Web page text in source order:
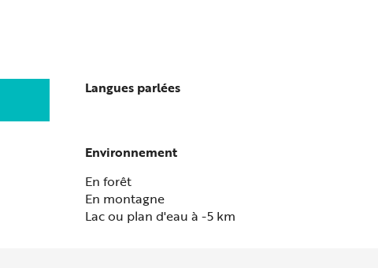
Langues parlées
Langues parlées
Environnement
Environnement
En forêt
En montagne
Lac ou plan d'eau à -5 km